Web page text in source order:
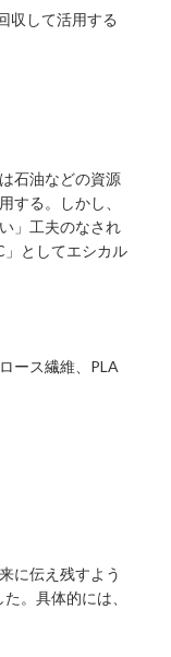
収して活用する
石油などの資源
する。しかし、
」工夫のなされ
」としてエシカル
ース繊維、PLA
に伝え残すよう
。具体的には、